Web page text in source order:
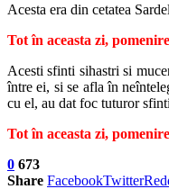
Acesta era din cetatea
Tot în aceasta zi,
Acesti sfinti sihastri si
între ei, si se afla în
cu el, au dat foc tuturor
Tot în aceasta zi,
0 673
Share FacebookTwitter